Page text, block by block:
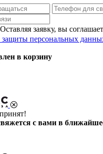
Оставляя заявку, вы
защиты персональных
в корзину
с вами в